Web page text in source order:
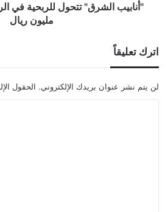
مليون ريال
اترك تعليقاً
لن يتم نشر عنوان بريدك الإلكتروني. الحقول